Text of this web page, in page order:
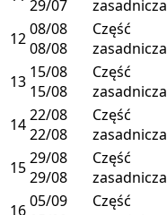
29/07
zasadnicza
1208/08
08/08
Część
zasadnicza
13 15/08
15/08
Część
zasadnicza
1422/08
22/08
Część
zasadnicza
1529/08
29/08
Część
zasadnicza
1605/09
Część